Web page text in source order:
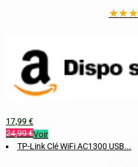
★★★
17,99 €
24,99 €Voir
TP-Link Clé WiFi AC1300 USB...